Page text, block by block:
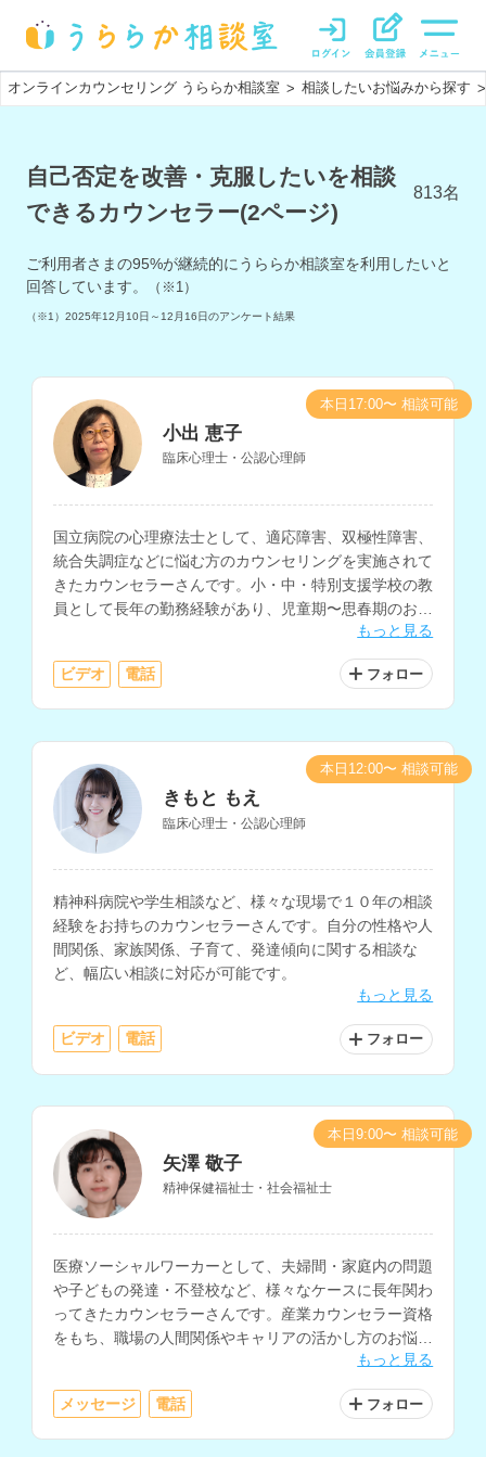
オンラインカウンセリング うららか相談室 > 相談したいお悩みから探す >
自己否定を改善・克服したいを相談
できるカウンセラー(2ページ)
813名
ご利用者さまの95%が継続的にうららか相談室を利用したいと
回答しています。
（※1）
（※1） 2025年12月10日～12月16日のアンケート結果
小出 恵子
臨床心理士・公認心理師
国立病院の心理療法士として、適応障害、双極性障害、
統合失調症などに悩む方のカウンセリングを実施されて
きたカウンセラーさんです。小・中・特別支援学校の教
員として長年の勤務経験があり、児童期〜思春期のお子
さんや保護者の方、発達障害についてのお悩みも相談し
もっと見る
ビデオ 電話 フォロー
本日17:00〜 相談可能
きもと もえ
臨床心理士・公認心理師
精神科病院や学生相談など、様々な現場で１０年の相談
経験をお持ちのカウンセラーさんです。自分の性格や人
間関係、家族関係、子育て、発達傾向に関する相談な
ど、幅広い相談に対応が可能です。
もっと見る
ビデオ 電話 フォロー
本日12:00〜 相談可能
矢澤 敬子
精神保健福祉士・社会福祉士
医療ソーシャルワーカーとして、夫婦間・家庭内の問題
や子どもの発達・不登校など、様々なケースに長年関わ
ってきたカウンセラーさんです。産業カウンセラー資格
をもち、職場の人間関係やキャリアの活かし方のお悩み
もっと見る
メッセージ 電話 フォロー
本日9:00〜 相談可能